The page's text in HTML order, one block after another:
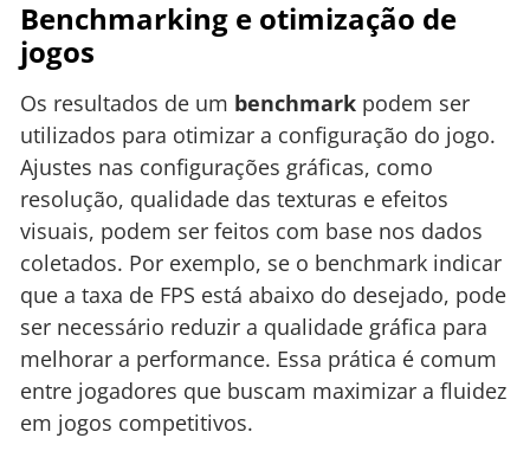
Benchmarking e otimização de
jogos
Os resultados de um benchmark podem ser
utilizados para otimizar a configuração do jogo.
Ajustes nas configurações gráficas, como
resolução, qualidade das texturas e efeitos
visuais, podem ser feitos com base nos dados
coletados. Por exemplo, se o benchmark indicar
que a taxa de FPS está abaixo do desejado, pode
ser necessário reduzir a qualidade gráfica para
melhorar a performance. Essa prática é comum
entre jogadores que buscam maximizar a fluidez
em jogos competitivos.